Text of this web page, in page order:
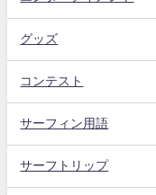
グッズ
コンテスト
サーフィン用語
サーフトリップ